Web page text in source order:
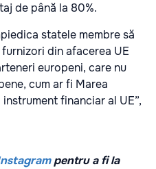
de până la 80%.
statele membre să
din afacerea UE
europeni, care nu
cum ar fi Marea
financiar al UE”,
pentru a fi la